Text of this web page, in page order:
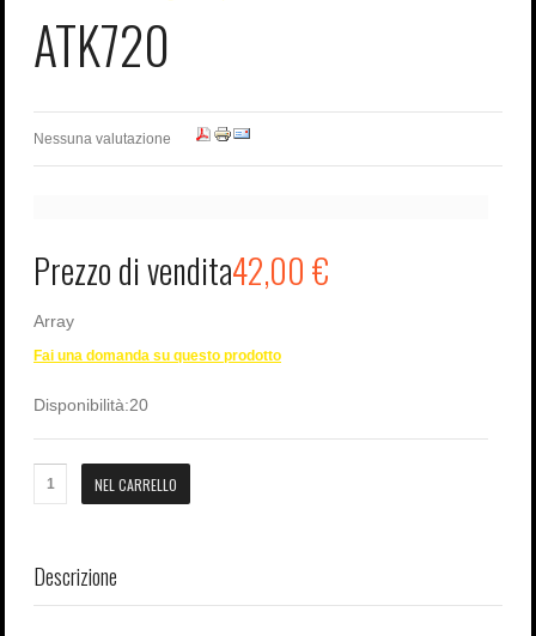
ATK720
Nessuna valutazione
Prezzo di vendita42,00 €
Array
Fai una domanda su questo prodotto
Disponibilità:20
Descrizione
Password dimenticata?
Nome utente dimenticato?